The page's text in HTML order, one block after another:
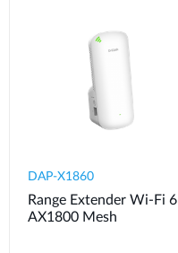
DAP-X1860
Range Extender Wi-Fi 6
AX1800 Mesh